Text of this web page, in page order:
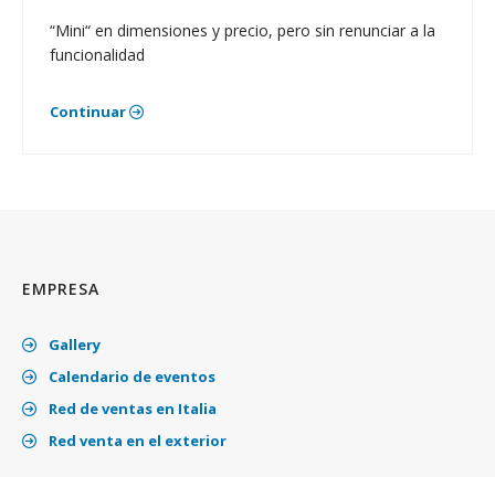
“Mini“ en dimensiones y precio, pero sin renunciar a la
funcionalidad
Continuar
EMPRESA
Gallery
Calendario de eventos
Red de ventas en Italia
Red venta en el exterior